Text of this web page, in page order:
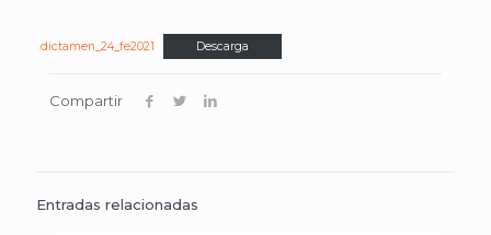
dictamen_24_fe2021 Descarga
Compartir
Entradas relacionadas